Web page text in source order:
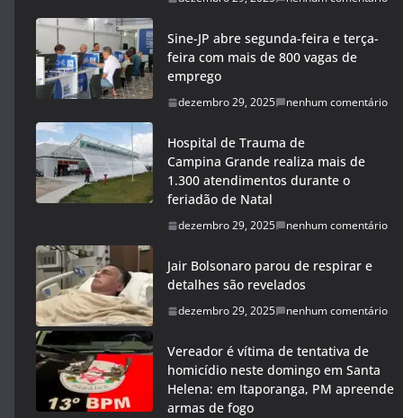
Sine-JP abre segunda-feira e terça-
feira com mais de 800 vagas de
emprego
dezembro 29, 2025 nenhum comentário
Hospital de Trauma de
Campina Grande realiza mais de
1.300 atendimentos durante o
feriadão de Natal
dezembro 29, 2025 nenhum comentário
Jair Bolsonaro parou de respirar e
detalhes são revelados
dezembro 29, 2025 nenhum comentário
Vereador é vítima de tentativa de
homicídio neste domingo em Santa
Helena: em Itaporanga, PM apreende
armas de fogo